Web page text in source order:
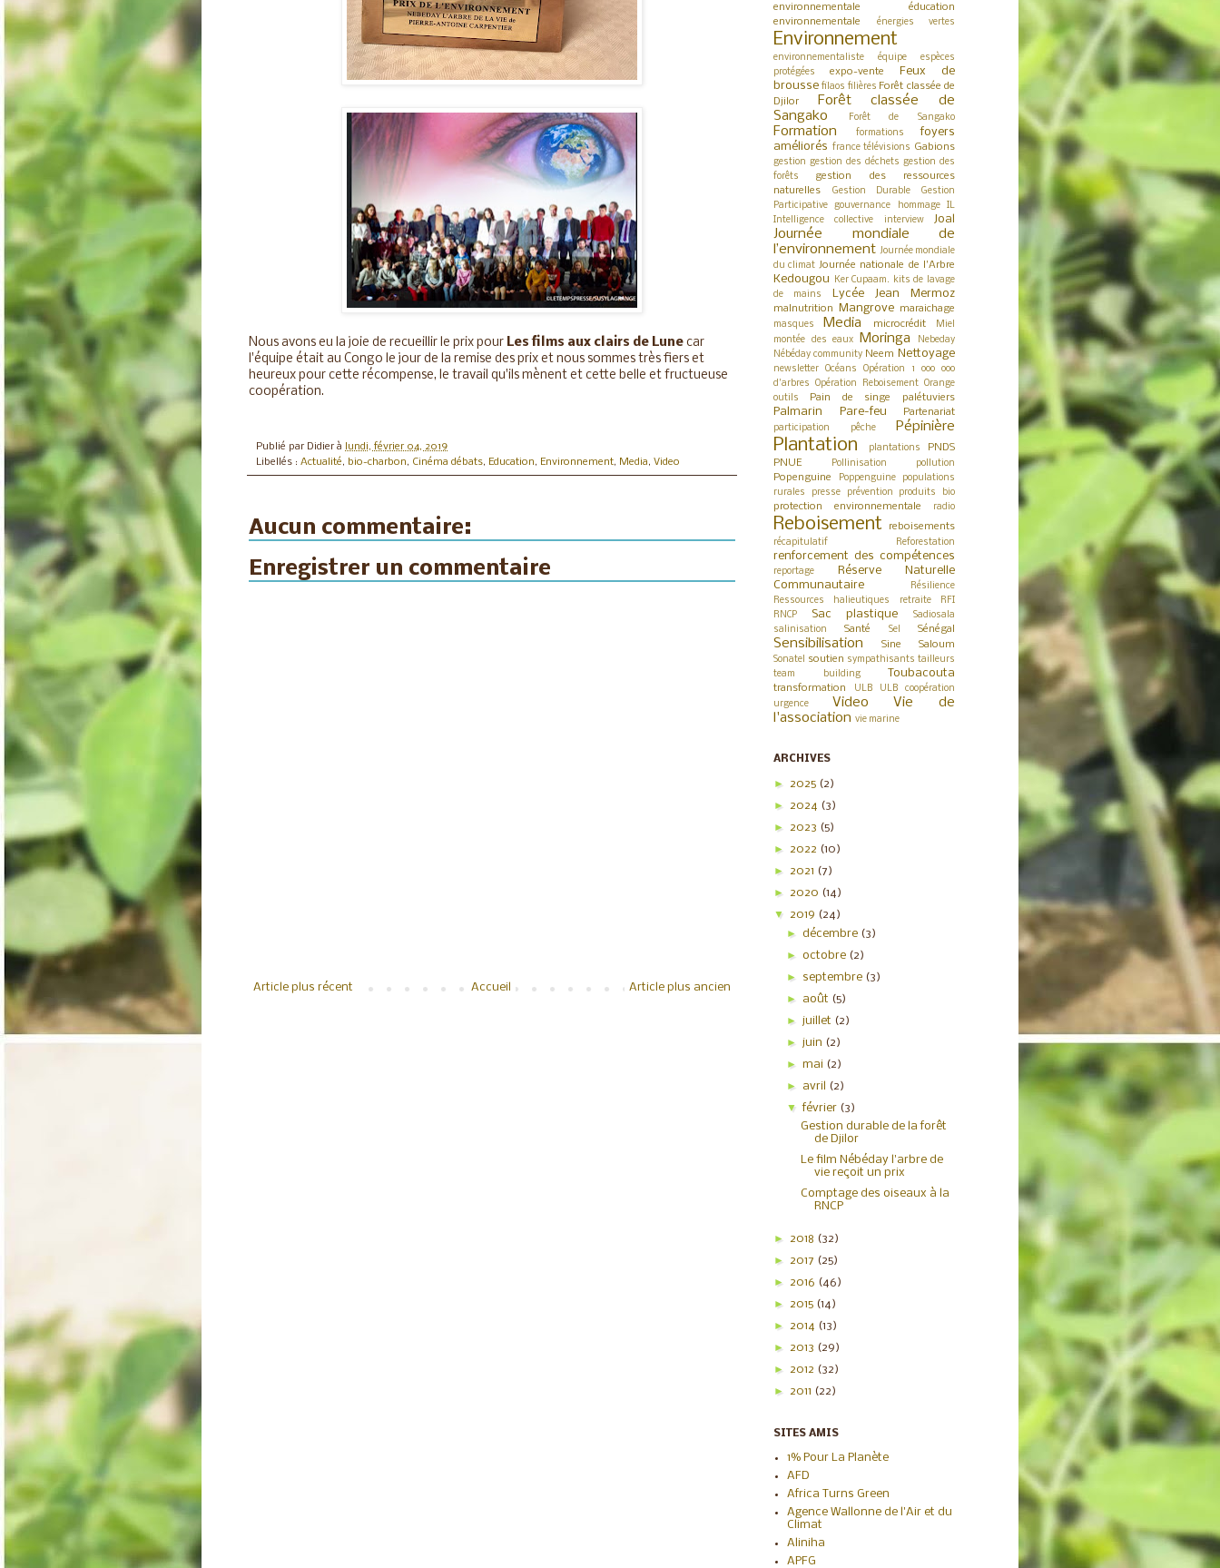
Nous avons eu la joie de recueillir le prix pour Les films aux clairs de Lune car
l'équipe était au Congo le jour de la remise des prix et nous sommes très fiers et
heureux pour cette récompense, le travail qu'ils mènent et cette belle et fructueuse
coopération.
Publié par Didier à lundi, février 04, 2019
Libellés : Actualité, bio-charbon, Cinéma débats, Education, Environnement, Media, Video
Aucun commentaire:
Enregistrer un commentaire
Article plus récent Article plus ancien
Accueil
environnementale
éducation
environnementale
énergies vertes
Environnement
environnementaliste équipe
espèces
protégées
expo-vente
Feux de
brousse filaos filières Forêt classée de
Djilor
Forêt classée de
Sangako
Forêt de Sangako
Formation formations
foyers
améliorés france télévisions Gabions
gestion gestion des déchets gestion des
forêts
gestion des ressources
naturelles
Gestion Durable
Gestion
Participative
gouvernance hommage
IL
Intelligence collective
interview Joal
Journée mondiale de
l’environnement Journée mondiale
du climat Journée nationale de l'Arbre
Kedougou Ker Cupaam.
kits de lavage
de mains
Lycée Jean Mermoz
malnutrition Mangrove maraichage
masques Media microcrédit
Miel
montée des eaux
Moringa
Nebeday
Nébéday community Neem Nettoyage
newsletter Océans
Opération 1 000 000
d'arbres
Opération Reboisement Orange
outils
Pain de singe palétuviers
Palmarin Pare-feu Partenariat
participation pêche Pépinière
Plantation plantations
PNDS
PNUE
Pollinisation pollution
Popenguine Poppenguine
populations
rurales
presse prévention produits bio
protection environnementale radio
Reboisement reboisements
récapitulatif Reforestation
renforcement des compétences
reportage
Réserve Naturelle
Communautaire
Résilience
Ressources halieutiques
retraite
RFI
RNCP
Sac plastique
Sadiosala
salinisation
Santé Sel Sénégal
Sensibilisation Sine Saloum
Sonatel soutien sympathisants tailleurs
team building
Toubacouta
transformation ULB
ULB coopération
urgence
Video
Vie de
l'association vie marine
ARCHIVES
► 2025 (2)
► 2024 (3)
► 2023 (5)
► 2022 (10)
► 2021 (7)
► 2020 (14)
▼ 2019 (24)
► décembre (3)
►octobre (2)
► septembre (3)
► août (5)
►juillet (2)
►juin (2)
►mai (2)
► avril (2)
▼février (3)
Gestion durable de la forêt
de Djilor
Le film Nébéday l'arbre de
vie reçoit un prix
Comptage des oiseaux à la
RNCP
► 2018 (32)
► 2017 (25)
► 2016 (46)
► 2015 (14)
► 2014 (13)
► 2013 (29)
► 2012 (32)
► 2011 (22)
SITES AMIS
1% Pour La Planète
AFD
Africa Turns Green
Agence Wallonne de l'Air et du
Climat
Aliniha
APFG